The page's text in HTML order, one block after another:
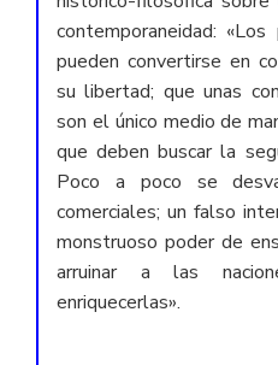
contemporaneidad:
pueden convertirse en
su libertad; que unas
son el único medio de
que deben buscar la
Poco a poco se
comerciales; un falso
monstruoso poder de
arruinar a las
enriquecerlas».